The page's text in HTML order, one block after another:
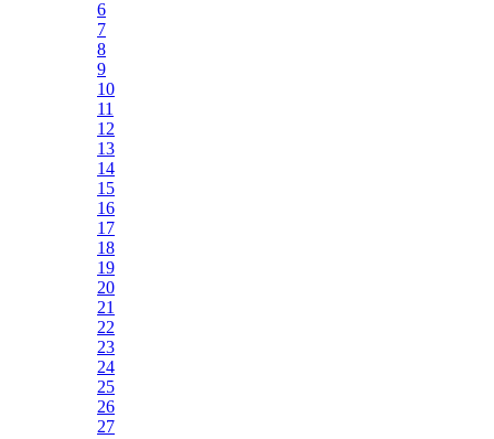
6
7
8
9
10
11
12
13
14
15
16
17
18
19
20
21
22
23
24
25
26
27